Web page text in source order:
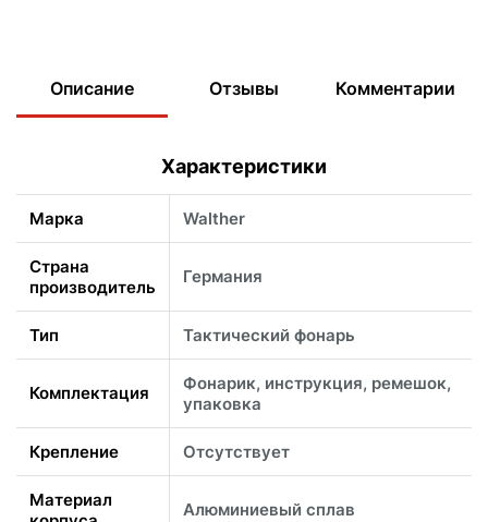
Описание Отзывы Комментарии
Характеристики
Марка Walther
Страна
производитель
Германия
Тип Тактический фонарь
Комплектация
Фонарик, инструкция, ремешок,
упаковка
Крепление Отсутствует
Материал
Алюминиевый сплав